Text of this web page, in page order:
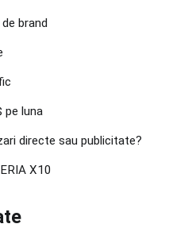
brand
pe luna
directe sau publicitate?
X10